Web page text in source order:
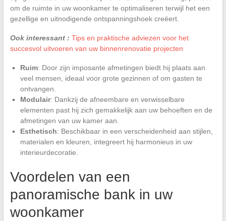
om de ruimte in uw woonkamer te optimaliseren terwijl het een
gezellige en uitnodigende ontspanningshoek creëert.
Ook interessant : Tips en praktische adviezen voor het
succesvol uitvoeren van uw binnenrenovatie projecten
Ruim: Door zijn imposante afmetingen biedt hij plaats aan
veel mensen, ideaal voor grote gezinnen of om gasten te
ontvangen.
Modulair: Dankzij de afneembare en verwisselbare
elementen past hij zich gemakkelijk aan uw behoeften en de
afmetingen van uw kamer aan.
Esthetisch: Beschikbaar in een verscheidenheid aan stijlen,
materialen en kleuren, integreert hij harmonieus in uw
interieurdecoratie.
Voordelen van een
panoramische bank in uw
woonkamer